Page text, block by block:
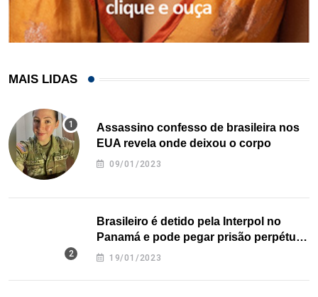
MAIS LIDAS
Assassino confesso de brasileira nos
EUA revela onde deixou o corpo
09/01/2023
Brasileiro é detido pela Interpol no
Panamá e pode pegar prisão perpétua
nos EUA
19/01/2023